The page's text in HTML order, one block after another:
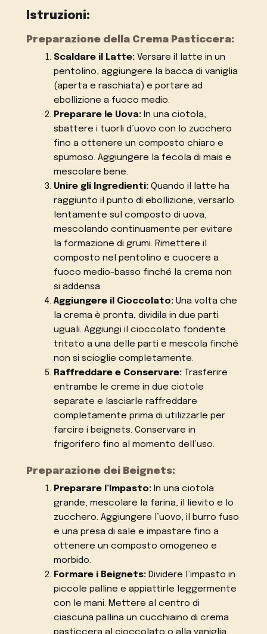
Istruzioni:
Preparazione della Crema Pasticcera:
Scaldare il Latte:Versare il latte in un
pentolino, aggiungere la bacca di vaniglia
(aperta e raschiata) e portare ad
ebollizione a fuoco medio.
Preparare le Uova:In una ciotola,
sbattere i tuorli d’uovo con lo zucchero
fino a ottenere un composto chiaro e
spumoso. Aggiungere la fecola di mais e
mescolare bene.
Unire gli Ingredienti:Quando il latte ha
raggiunto il punto di ebollizione, versarlo
lentamente sul composto di uova,
mescolando continuamente per evitare
la formazione di grumi. Rimettere il
composto nel pentolino e cuocere a
fuoco medio-basso finché la crema non
si addensa.
Aggiungere il Cioccolato:Una volta che
la crema è pronta, dividila in due parti
uguali. Aggiungi il cioccolato fondente
tritato a una delle parti e mescola finché
non si scioglie completamente.
Raffreddare e Conservare:Trasferire
entrambe le creme in due ciotole
separate e lasciarle raffreddare
completamente prima di utilizzarle per
farcire i beignets. Conservare in
frigorifero fino al momento dell’uso.
Preparazione dei Beignets:
Preparare l’Impasto:In una ciotola
grande, mescolare la farina, il lievito e lo
zucchero. Aggiungere l’uovo, il burro fuso
e una presa di sale e impastare fino a
ottenere un composto omogeneo e
morbido.
Formare i Beignets:Dividere l’impasto in
piccole palline e appiattirle leggermente
con le mani. Mettere al centro di
ciascuna pallina un cucchiaino di crema
pasticcera al cioccolato o alla vaniglia.